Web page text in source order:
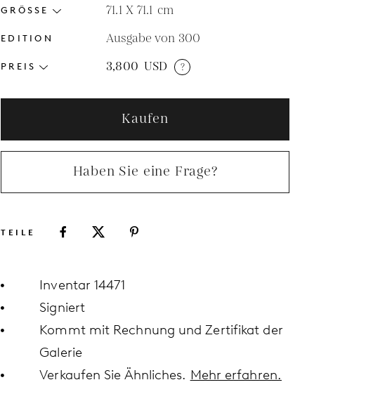
GRÖSSE 71.1 X 71.1 cm
EDITION Ausgabe von 300
PREIS 3,800 USD ?
Kaufen
Haben Sie eine Frage?
TEILE
Inventar 14471
Signiert
Kommt mit Rechnung und Zertifikat der
Galerie
Verkaufen Sie Ähnliches. Mehr erfahren.